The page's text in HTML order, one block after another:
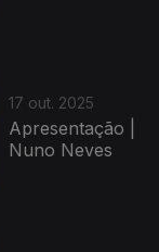
17 out. 2025
Apresentação |
Nuno Neves